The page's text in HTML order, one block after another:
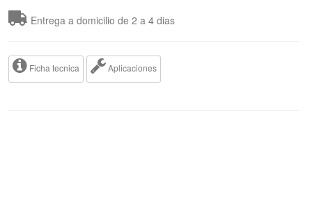
Entrega a domicilio de 2 a 4 dias
Ficha tecnica Aplicaciones